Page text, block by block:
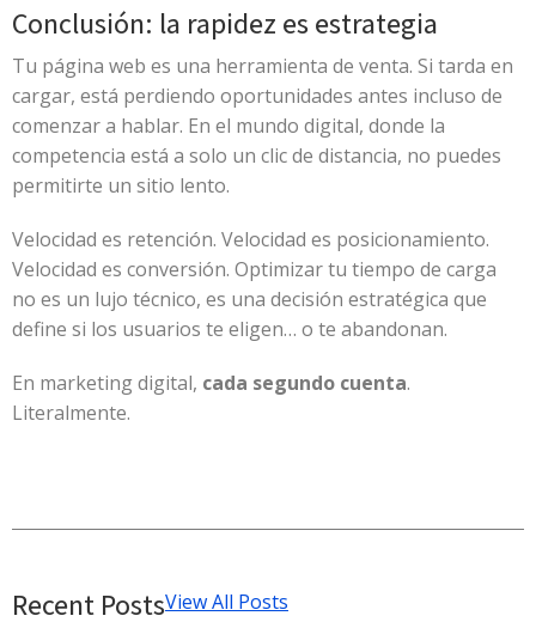
Conclusión: la rapidez es estrategia
Tu página web es una herramienta de venta. Si tarda en
cargar, está perdiendo oportunidades antes incluso de
comenzar a hablar. En el mundo digital, donde la
competencia está a solo un clic de distancia, no puedes
permitirte un sitio lento.
Velocidad es retención. Velocidad es posicionamiento.
Velocidad es conversión. Optimizar tu tiempo de carga
no es un lujo técnico, es una decisión estratégica que
define si los usuarios te eligen… o te abandonan.
En marketing digital, cada segundo cuenta.
Literalmente.
Recent PostsView All Posts